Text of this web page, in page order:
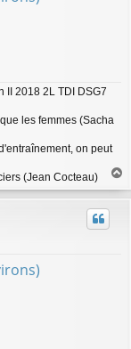
II 2018 2L TDI DSG7
les femmes (Sacha
on peut
(Jean Cocteau)
a
u